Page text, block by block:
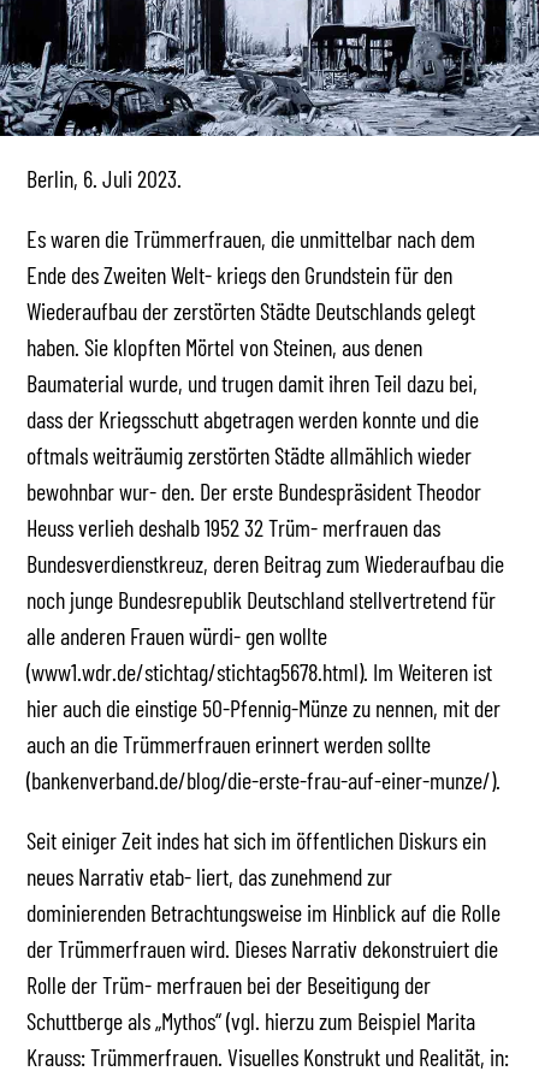
Berlin, 6. Juli 2023.
Es waren die Trümmerfrauen, die unmittelbar nach dem
Ende des Zweiten Welt- kriegs den Grundstein für den
Wiederaufbau der zerstörten Städte Deutschlands gelegt
haben. Sie klopften Mörtel von Steinen, aus denen
Baumaterial wurde, und trugen damit ihren Teil dazu bei,
dass der Kriegsschutt abgetragen werden konnte und die
oftmals weiträumig zerstörten Städte allmählich wieder
bewohnbar wur- den. Der erste Bundespräsident Theodor
Heuss verlieh deshalb 1952 32 Trüm- merfrauen das
Bundesverdienstkreuz, deren Beitrag zum Wiederaufbau die
noch junge Bundesrepublik Deutschland stellvertretend für
alle anderen Frauen würdi- gen wollte
(www1.wdr.de/stichtag/stichtag5678.html). Im Weiteren ist
hier auch die einstige 50-Pfennig-Münze zu nennen, mit der
auch an die Trümmerfrauen erinnert werden sollte
(bankenverband.de/blog/die-erste-frau-auf-einer-munze/).
Seit einiger Zeit indes hat sich im öffentlichen Diskurs ein
neues Narrativ etab- liert, das zunehmend zur
dominierenden Betrachtungsweise im Hinblick auf die Rolle
der Trümmerfrauen wird. Dieses Narrativ dekonstruiert die
Rolle der Trüm- merfrauen bei der Beseitigung der
Schuttberge als „Mythos“ (vgl. hierzu zum Beispiel Marita
Krauss: Trümmerfrauen. Visuelles Konstrukt und Realität, in: